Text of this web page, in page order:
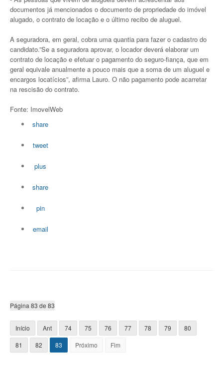
documentos já mencionados o documento de propriedade do imóvel
alugado, o contrato de locação e o último recibo de aluguel.
A seguradora, em geral, cobra uma quantia para fazer o cadastro do
candidato.”Se a seguradora aprovar, o locador deverá elaborar um
contrato de locação e efetuar o pagamento do seguro-fiança, que em
geral equivale anualmente a pouco mais que a soma de um aluguel e
encargos locatícios”, afirma Lauro. O não pagamento pode acarretar
na rescisão do contrato.
Fonte: ImovelWeb
share
tweet
plus
share
pin
email
Página 83 de 83
Início Ant 74 75 76 77 78 79
80
81
82 83 Próximo Fim